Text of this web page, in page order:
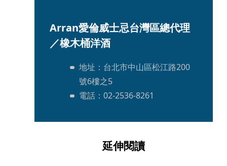
Arran愛倫威士忌台灣區總代理
／橡木桶洋酒
地址：台北市中山區松江路200
號6樓之5
電話：02-2536-8261
延伸閱讀